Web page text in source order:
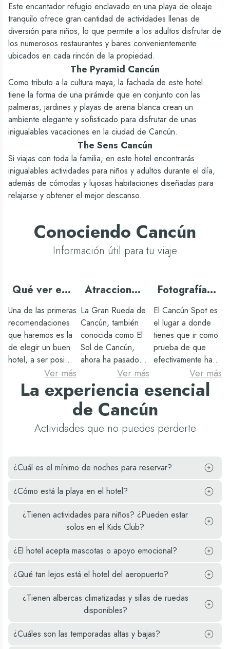
Sí Sí
Agencia de viajes (*costo adicional)
Sí Sí - Oasis Experiences
Lavanderia (*costo adicional)
Sí
Servicio de ninera (*costo adicional)
Sí Sí
Wifi - Incluido
Incluido Incluido (Nacionales)
Cancha de tenis
No
Este encantador refugio enclavado en una playa de oleaje
tranquilo ofrece gran cantidad de actividades llenas de
diversión para niños, lo que permite a los adultos disfrutar de
los numerosos restaurantes y bares convenientemente
ubicados en cada rincón de la propiedad.
The Pyramid Cancún
Como tributo a la cultura maya, la fachada de este hotel
tiene la forma de una pirámide que en conjunto con las
palmeras, jardines y playas de arena blanca crean un
ambiente elegante y sofisticado para disfrutar de unas
inigualables vacaciones en la ciudad de Cancún.
The Sens Cancún
Si viajas con toda la familia, en este hotel encontrarás
inigualables actividades para niños y adultos durante el día,
además de cómodas y lujosas habitaciones diseñadas para
relajarse y obtener el mejor descanso.
Conociendo Cancún
Información útil para tu viaje
Qué ver en
Cancún
Una de las primeras
recomendaciones
que haremos es la
de elegir un buen
hotel, a ser posible
que sea de tipo
todo incluido, ya
que ahorrarás
comidas, tendrás
mucho ocio y
además de los
posibles. Los
del grupo hotelero
Oasis disponen de
resorts todo
incluido con
habitaciones de
espectaculares,
especialidad,
Ver más
Atracciones
en Cancún
La Gran Rueda de
Cancún, también
conocida como El
Sol de Cancún,
ahora ha pasado a
llamarse Sky
Wheel. Aunque su
nombre varíe,
nunca lo hará la
experiencia de
la ciudad. Esta es
atracciones más
que desde un lugar
privilegiado como
hotelera, podrás
admirar las
hacer fotografías y
llevarte a casa
unos estupendos
recuerdos de esa
Ver más
Fotografía
en Cancún
Spot
El Cancún Spot es
el lugar a donde
tienes que ir como
prueba de que
efectivamente has
estado en el
Cancún. Este sitio
es relativamente
nuevo y allí mismo
hay disponible wifi
redes sociales
de letras gigantes y
que verás escrita la
palabra Cancún.
Está ubicado en el
mirador de la playa
delfines, una de las
mejores playas
encontrarás.
Ver más
La experiencia esencial
de Cancún
Actividades que no puedes perderte
¿Cuál es el mínimo de noches para reservar?
¿Cómo está la playa en el hotel?
¿Tienen actividades para niños? ¿Pueden estar
solos en el Kids Club?
¿El hotel acepta mascotas o apoyo emocional?
¿Qué tan lejos está el hotel del aeropuerto?
¿Tienen albercas climatizadas y sillas de ruedas
disponibles?
¿Cuáles son las temporadas altas y bajas?